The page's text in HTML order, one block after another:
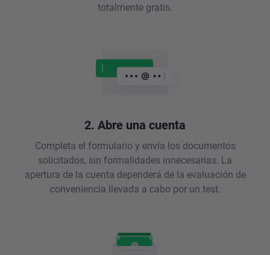
totalmente gratis.
2. Abre una cuenta
Completa el formulario y envía los documentos
solicitados, sin formalidades innecesarias. La
apertura de la cuenta dependerá de la evaluación de
conveniencia llevada a cabo por un test.